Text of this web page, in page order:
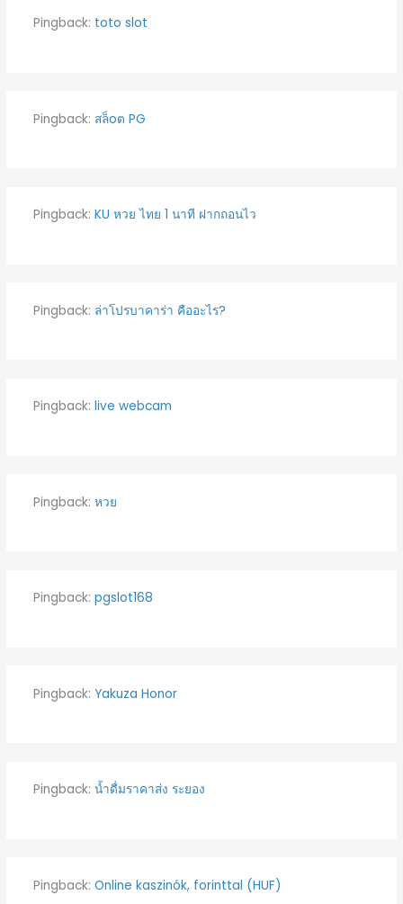
Pingback: toto slot
Pingback: สล็oต PG
Pingback: KU หวย ไทย 1 นาที ฝากถอนไว
Pingback: ล่าโปรบาคาร่า คืออะไร?
Pingback: live webcam
Pingback: หวย
Pingback: pgslot168
Pingback: Yakuza Honor
Pingback: น้ำดื่มราคาส่ง ระยอง
Pingback: Online kaszinók, forinttal (HUF)